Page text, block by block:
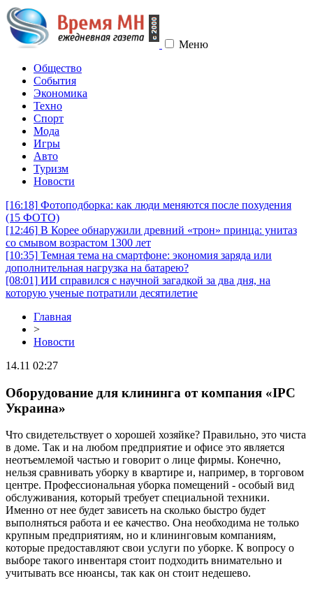
Меню
Общество
События
Экономика
Техно
Спорт
Мода
Игры
Авто
Туризм
Новости
[16:18] Фотоподборка: как люди меняются после похудения
(15 ФОТО)
[12:46] В Корее обнаружили древний «трон» принца: унитаз
со смывом возрастом 1300 лет
[10:35] Темная тема на смартфоне: экономия заряда или
дополнительная нагрузка на батарею?
[08:01] ИИ справился с научной загадкой за два дня, на
которую ученые потратили десятилетие
Главная
>
Новости
14.11 02:27
Оборудование для клининга от компания «IPC
Украина»
Что свидетельствует о хорошей хозяйке? Правильно, это чиста
в доме. Так и на любом предприятие и офисе это является
неотъемлемой частью и говорит о лице фирмы. Конечно,
нельзя сравнивать уборку в квартире и, например, в торговом
центре. Профессиональная уборка помещений - особый вид
обслуживания, который требует специальной техники.
Именно от нее будет зависеть на сколько быстро будет
выполняться работа и ее качество. Она необходима не только
крупным предприятиям, но и клининговым компаниям,
которые предоставляют свои услуги по уборке. К вопросу о
выборе такого инвентаря стоит подходить внимательно и
учитывать все нюансы, так как он стоит недешево.